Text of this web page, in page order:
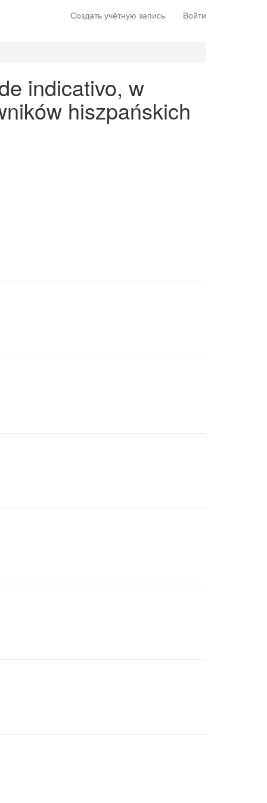
Создать учётную запись Войти
indicativo, w
hiszpańskich